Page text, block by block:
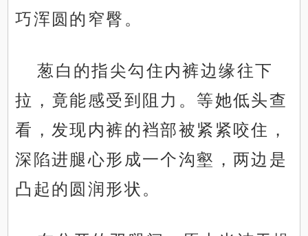
巧浑圆的窄臀。
葱白的指尖勾住内裤边缘往下
拉，竟能感受到阻力。等她低头查
看，发现内裤的裆部被紧紧咬住，
深陷进腿心形成一个沟壑，两边是
凸起的圆润形状。